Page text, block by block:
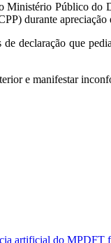
Ministério Público
durante apreciação
declaração que
e manifestar
artificial do MPDFT